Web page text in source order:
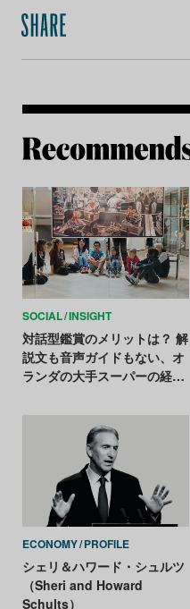
SOCIAL INSIGHT
対話型鑑賞のメリットは？ 解
説文も音声ガイドもない、オ
ランダの大手スーパーの経営
ECONOMY PROFILE
シェリ＆ハワード・シュルツ
（Sheri and Howard
Schults）